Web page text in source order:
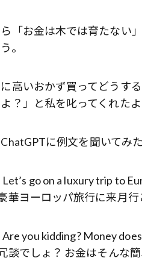
「お金は木では育たない
。
に高いおかず買ってどうす
？」と私を叱ってくれたよ
に例文を聞いてみ
Let’s go on a luxury trip to
華ヨーロッパ旅行に来月行
Are you kidding? Money
談でしょ？ お金はそんな